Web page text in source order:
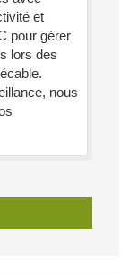
et
pour gérer
lors des
nous